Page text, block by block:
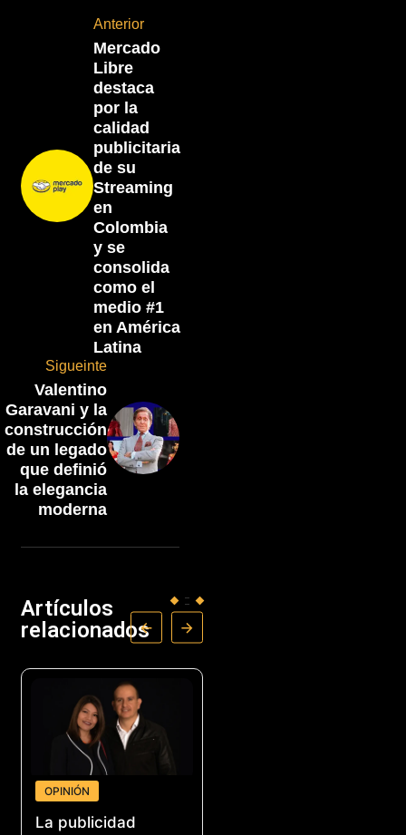
Anterior
Mercado
Libre
destaca
por la
calidad
publicitaria
de su
Streaming
en
Colombia
y se
consolida
como el
medio #1
en América
Latina
Sigueinte
Valentino
Garavani y la
construcción
de un legado
que definió
la elegancia
moderna
Artículos
relacionados
OPINIÓN
La publicidad